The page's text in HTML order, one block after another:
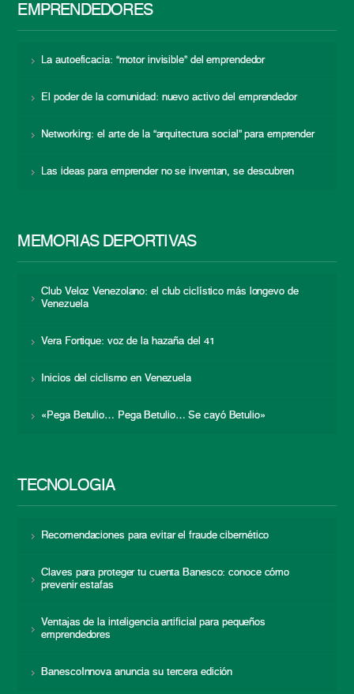
EMPRENDEDORES
La autoeficacia: “motor invisible” del emprendedor
El poder de la comunidad: nuevo activo del emprendedor
Networking: el arte de la “arquitectura social” para emprender
Las ideas para emprender no se inventan, se descubren
MEMORIAS DEPORTIVAS
Club Veloz Venezolano: el club ciclístico más longevo de
Venezuela
Vera Fortique: voz de la hazaña del 41
Inicios del ciclismo en Venezuela
«Pega Betulio… Pega Betulio… Se cayó Betulio»
TECNOLOGÍA
Recomendaciones para evitar el fraude cibernético
Claves para proteger tu cuenta Banesco: conoce cómo
prevenir estafas
Ventajas de la inteligencia artificial para pequeños
emprendedores
BanescoInnova anuncia su tercera edición